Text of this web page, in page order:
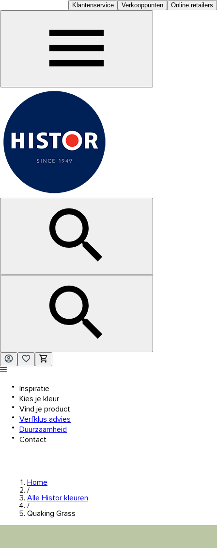
Klantenservice Verkooppunten Online retailers
Inspiratie
Kies je kleur
Vind je product
Verfklus advies
Duurzaamheid
Contact
Home
/
Alle Histor kleuren
/
Quaking Grass